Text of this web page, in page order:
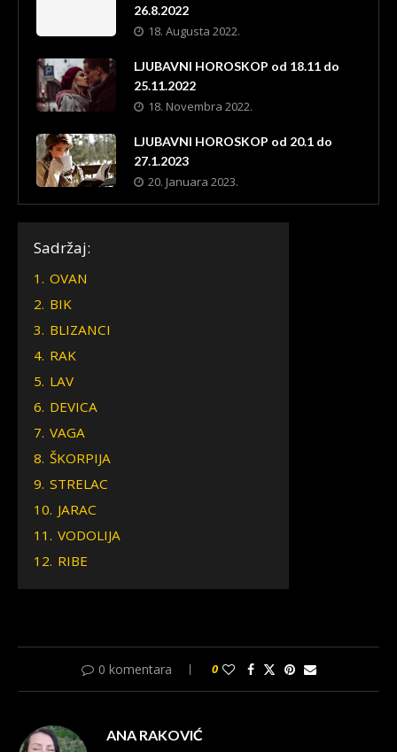
26.8.2022
18. Augusta 2022.
LJUBAVNI HOROSKOP od 18.11 do
25.11.2022
18. Novembra 2022.
LJUBAVNI HOROSKOP od 20.1 do
27.1.2023
20. Januara 2023.
Sadržaj:
1. OVAN
2. BIK
3. BLIZANCI
4. RAK
5. LAV
6. DEVICA
7. VAGA
8. ŠKORPIJA
9. STRELAC
10. JARAC
11. VODOLIJA
12. RIBE
0 komentara 0
ANA RAKOVIĆ